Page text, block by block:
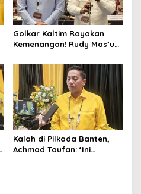
Golkar Kaltim Rayakan
Kemenangan! Rudy Mas’ud-
MK Tegaskan Hasil Pilgub
Kalah di Pilkada Banten,
Achmad Taufan: ‘Ini